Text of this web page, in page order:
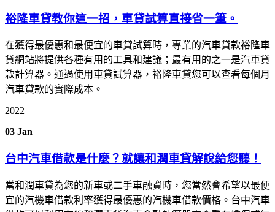
裕隆車貸教你這一招，車貸試算直接省一筆。
在獲得最優惠和最便宜的車貸試算時，專業的汽車貸款裕隆車
貸網站將提供各種有用的工具和建議；最有用的之一是汽車貸
款計算器。通過使用車貸試算器，裕隆車貸您可以查看每個月
汽車貸款的實際成本。
2022
03 Jan
台中汽車借款是什麼？就讓和潤車貸解說給您聽！
當和潤車貸為您的新車或二手車融資時，您當然會希望以最便
宜的汽機車借款利率獲得最優惠的汽機車借款價格。台中汽車